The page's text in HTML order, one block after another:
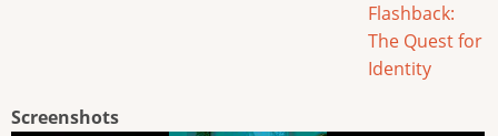
Flashback:
The Quest for
Identity
Screenshots